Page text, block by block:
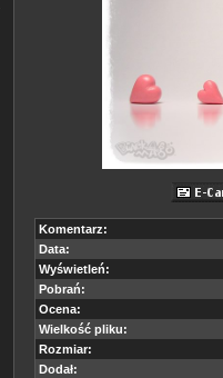
Komentarz:
Data:
Wyświetleń:
Pobrań:
Ocena:
Wielkość pliku:
Rozmiar:
Dodał: